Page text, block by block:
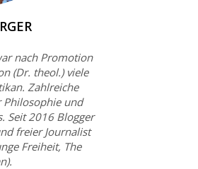
nach Promotion
(Dr. theol.) viele
Zahlreiche
Philosophie und
Seit 2016 Blogger
freier Journalist
Freiheit, The